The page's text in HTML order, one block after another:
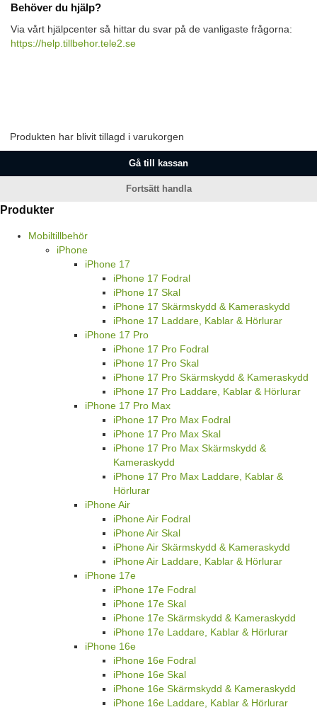
Behöver du hjälp?
Via vårt hjälpcenter så hittar du svar på de vanligaste frågorna:
https://help.tillbehor.tele2.se
Produkten har blivit tillagd i varukorgen
Gå till kassan
Fortsätt handla
Produkter
Mobiltillbehör
iPhone
iPhone 17
iPhone 17 Fodral
iPhone 17 Skal
iPhone 17 Skärmskydd & Kameraskydd
iPhone 17 Laddare, Kablar & Hörlurar
iPhone 17 Pro
iPhone 17 Pro Fodral
iPhone 17 Pro Skal
iPhone 17 Pro Skärmskydd & Kameraskydd
iPhone 17 Pro Laddare, Kablar & Hörlurar
iPhone 17 Pro Max
iPhone 17 Pro Max Fodral
iPhone 17 Pro Max Skal
iPhone 17 Pro Max Skärmskydd &
Kameraskydd
iPhone 17 Pro Max Laddare, Kablar &
Hörlurar
iPhone Air
iPhone Air Fodral
iPhone Air Skal
iPhone Air Skärmskydd & Kameraskydd
iPhone Air Laddare, Kablar & Hörlurar
iPhone 17e
iPhone 17e Fodral
iPhone 17e Skal
iPhone 17e Skärmskydd & Kameraskydd
iPhone 17e Laddare, Kablar & Hörlurar
iPhone 16e
iPhone 16e Fodral
iPhone 16e Skal
iPhone 16e Skärmskydd & Kameraskydd
iPhone 16e Laddare, Kablar & Hörlurar